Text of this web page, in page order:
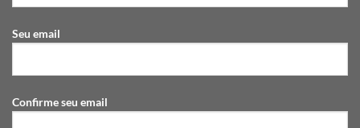
Seu email
Confirme seu email